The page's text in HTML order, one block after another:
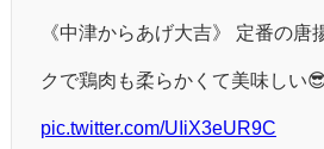
《中津からあげ大吉》 定番の唐
クで鶏肉も柔らかくて美味しい
pic.twitter.com/UIiX3eUR9C